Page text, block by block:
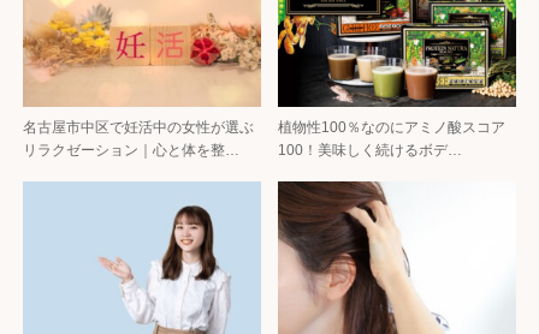
名古屋市中区で妊活中の女性が選ぶ
リラクゼーション｜心と体を整…
植物性100％なのにアミノ酸スコア
100！美味しく続けるボデ…